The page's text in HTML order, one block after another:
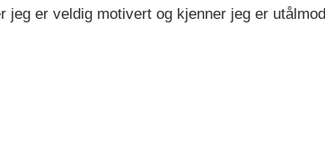
jeg er veldig motivert og kjenner jeg er